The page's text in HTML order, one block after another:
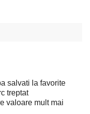
salvati la favorite
treptat
valoare mult mai